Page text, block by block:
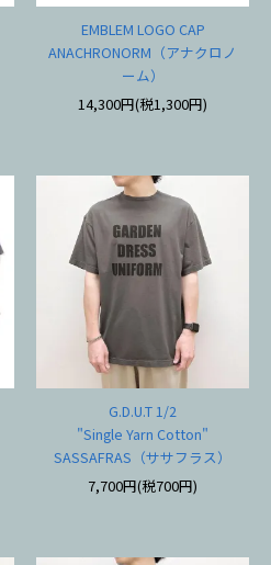
EMBLEM LOGO CAP
ANACHRONORM（アナクロノ
ーム）
14,300円(税1,300円)
G.D.U.T 1/2
"Single Yarn Cotton"
SASSAFRAS（ササフラス）
7,700円(税700円)